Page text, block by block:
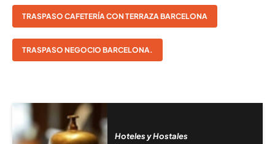
TRASPASO CAFETERÍA CON TERRAZA BARCELONA
TRASPASO NEGOCIO BARCELONA.
Hoteles y Hostales